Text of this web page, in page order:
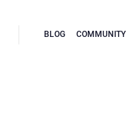
BLOG COMMUNITY